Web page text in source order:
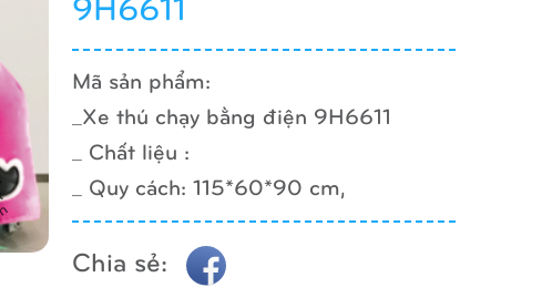
Mã sản phẩm:
_Xe thú chạy bằng điện 9H6611
_ Chất liệu :
_ Quy cách: 115*60*90 cm,
Chia sẻ: